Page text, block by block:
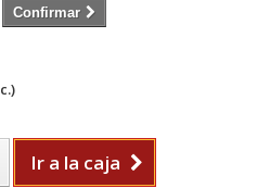
Confirmar
Ir a la caja